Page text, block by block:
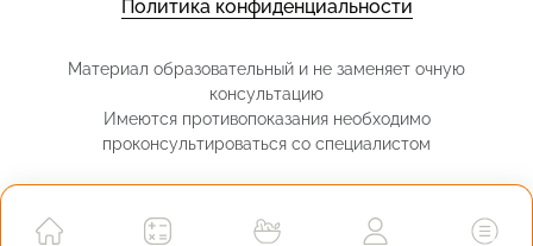
Политика конфиденциальности
Материал образовательный и не заменяет очную
консультацию
Имеются противопоказания необходимо
проконсультироваться со специалистом